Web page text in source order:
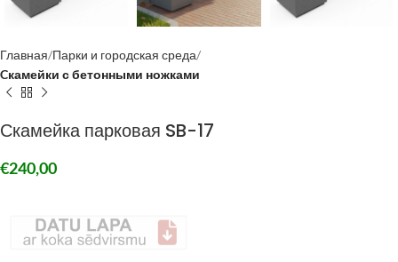
Главная Парки и городская среда
Cкамейки с бетонными ножками
Скамейка парковая SB-17
€240,00